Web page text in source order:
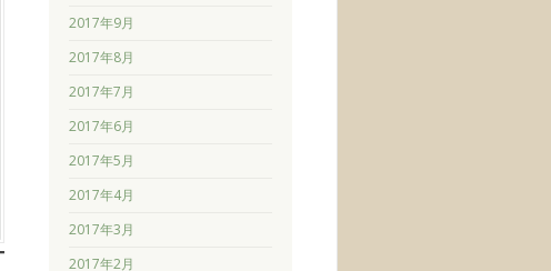
2017年9月
2017年8月
2017年7月
2017年6月
2017年5月
2017年4月
2017年3月
2017年2月